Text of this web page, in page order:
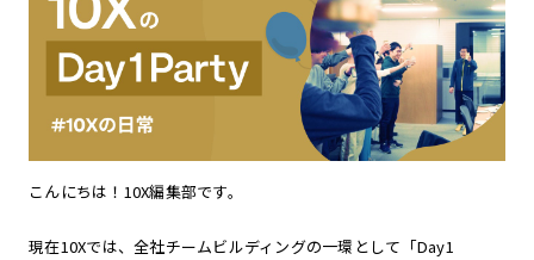
こんにちは！10X編集部です。
現在10Xでは、全社チームビルディングの一環として「Day1